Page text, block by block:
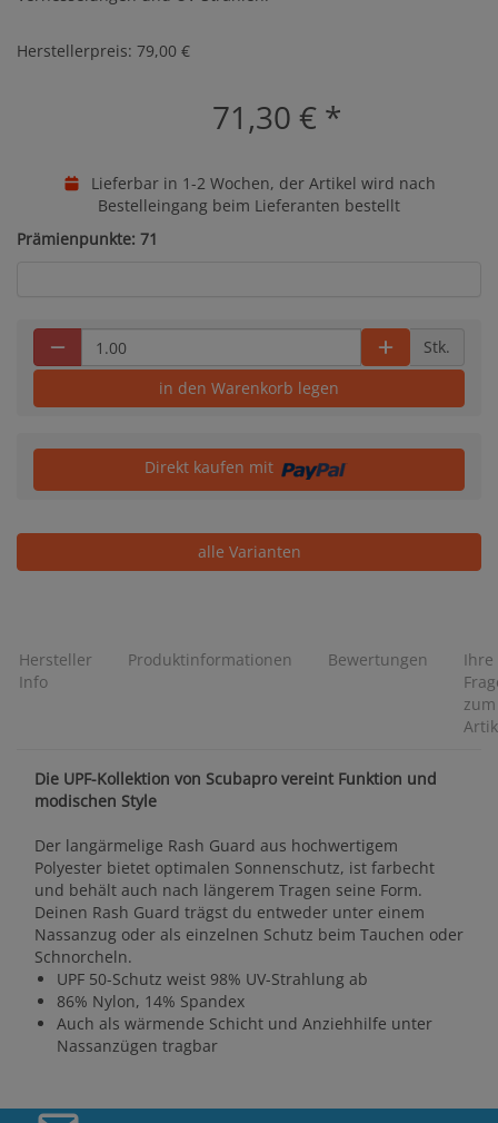
Herstellerpreis: 79,00 €
71,30 € *
Lieferbar in 1-2 Wochen, der Artikel wird nach
Bestelleingang beim Lieferanten bestellt
Prämienpunkte: 71
Stk.
in den Warenkorb legen
Direkt kaufen mit
alle Varianten
Hersteller
Info
Produktinformationen Bewertungen
Ihre
zum
Die UPF-Kollektion von Scubapro vereint Funktion und
modischen Style
Der langärmelige Rash Guard aus hochwertigem
Polyester bietet optimalen Sonnenschutz, ist farbecht
und behält auch nach längerem Tragen seine Form.
Deinen Rash Guard trägst du entweder unter einem
Nassanzug oder als einzelnen Schutz beim Tauchen oder
Schnorcheln.
UPF 50-Schutz weist 98% UV-Strahlung ab
86% Nylon, 14% Spandex
Auch als wärmende Schicht und Anziehhilfe unter
Nassanzügen tragbar